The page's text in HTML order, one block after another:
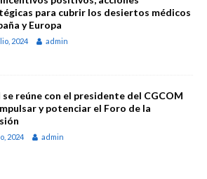
para cubrir los desiertos médicos
y Europa
2024 admin
se reúne con el presidente del CGCOM
y potenciar el Foro de la
2024 admin